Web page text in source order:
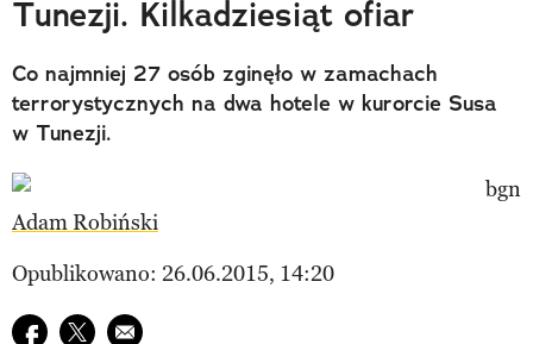
Polecane
Tunezji. Kilkadziesiąt ofiar
Co najmniej 27 osób zginęło w zamachach
terrorystycznych na dwa hotele w kurorcie Susa
w Tunezji.
Adam Robiński
Opublikowano: 26.06.2015, 14:20
Udostępnij na facebook
Udostępnij na twitter
E-mail do przyjaciela